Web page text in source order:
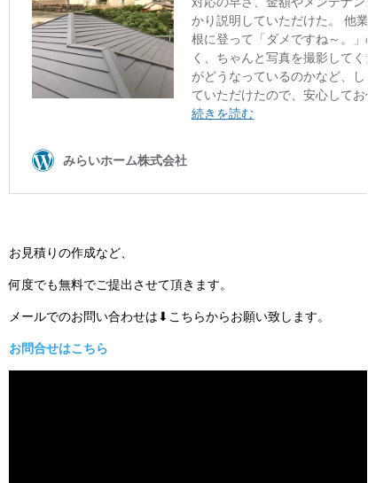
お見積りの作成など、
何度でも無料でご提出させて頂きます。
メールでのお問い合わせは⬇こちらからお願い致します。
お問合せはこちら